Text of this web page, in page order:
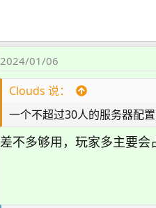
2024/01/06
Clouds 说：
一个不超过30人的服务器配
差不多够用，玩家多主要会